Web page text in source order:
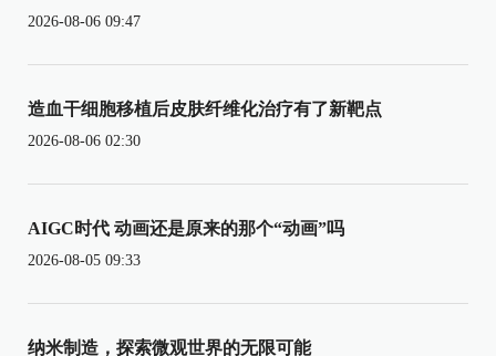
2026-08-06 09:47
造血干细胞移植后皮肤纤维化治疗有了新靶点
2026-08-06 02:30
AIGC时代 动画还是原来的那个“动画”吗
2026-08-05 09:33
纳米制造，探索微观世界的无限可能